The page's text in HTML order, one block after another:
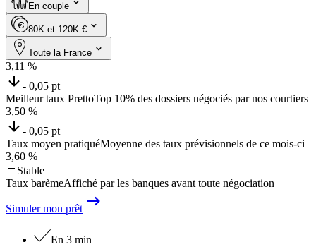
En couple
80K et 120K €
Toute la France
3,11 %
- 0,05 pt
Meilleur taux PrettoTop 10% des dossiers négociés par nos courtiers
3,50 %
- 0,05 pt
Taux moyen pratiquéMoyenne des taux prévisionnels de ce mois-ci
3,60 %
Stable
Taux barèmeAffiché par les banques avant toute négociation
Simuler mon prêt
En 3 min